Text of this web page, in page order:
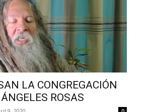
LA CONGREGACIÓN
ROSAS